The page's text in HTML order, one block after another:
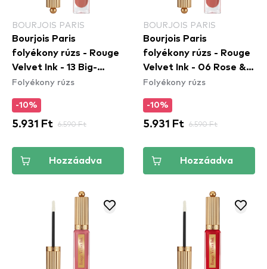
BOURJOIS PARIS
Bourjois Paris
folyékony rúzs - Rouge
Velvet Ink - 13 Big-
Seller
Folyékony rúzs
-10%
5.931 Ft 6.590 Ft
Hozzáadva
BOURJOIS PARIS
Bourjois Paris
folyékony rúzs - Rouge
Velvet Ink - 06 Rose &
Merveille
Folyékony rúzs
-10%
5.931 Ft 6.590 Ft
Hozzáadva